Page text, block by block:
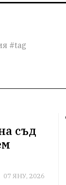
#tag
съд
07 ЯНУ, 2026